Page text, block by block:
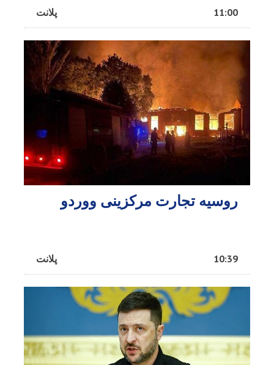
پلانت 11:00
روسیه تجارت مرکزینی ووردو
پلانت 10:39